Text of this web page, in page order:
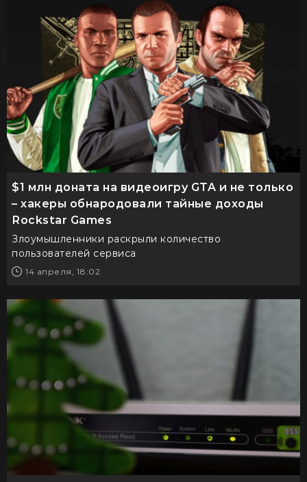
$1 млн доната на видеоигру GTA и не только
– хакеры обнародовали тайные доходы
Rockstar Games
Злоумышленники раскрыли количество
пользователей сервиса
14 апреля, 18:02